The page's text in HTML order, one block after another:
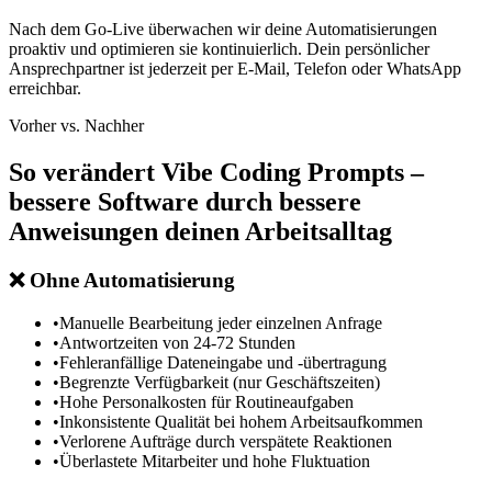
Nach dem Go-Live überwachen wir deine Automatisierungen
proaktiv und optimieren sie kontinuierlich. Dein persönlicher
Ansprechpartner ist jederzeit per E-Mail, Telefon oder WhatsApp
erreichbar.
Vorher vs. Nachher
So verändert Vibe Coding Prompts –
bessere Software durch bessere
Anweisungen deinen Arbeitsalltag
❌Ohne Automatisierung
•Manuelle Bearbeitung jeder einzelnen Anfrage
•Antwortzeiten von 24-72 Stunden
•Fehleranfällige Dateneingabe und -übertragung
•Begrenzte Verfügbarkeit (nur Geschäftszeiten)
•Hohe Personalkosten für Routineaufgaben
•Inkonsistente Qualität bei hohem Arbeitsaufkommen
•Verlorene Aufträge durch verspätete Reaktionen
•Überlastete Mitarbeiter und hohe Fluktuation